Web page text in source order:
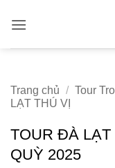
qua
Trang chủ / Tour
LẠT THÚ VỊ
TOUR ĐÀ LẠT
QUỲ 2025